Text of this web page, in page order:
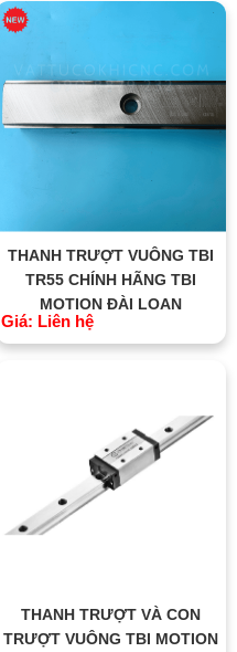
THANH TRƯỢT VUÔNG TBI
TR55 CHÍNH HÃNG TBI
MOTION ĐÀI LOAN
Giá: Liên hệ
THANH TRƯỢT VÀ CON
TRƯỢT VUÔNG TBI MOTION